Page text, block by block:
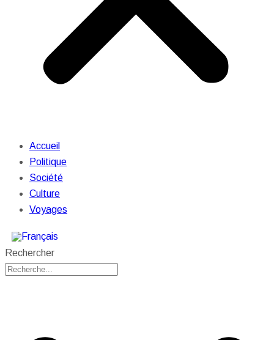
Accueil
Politique
Société
Culture
Voyages
Rechercher